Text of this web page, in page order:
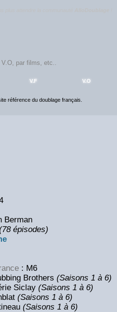
V.F V.O
référence du doublage français.
Berman
épisodes)
: M6
Brothers (Saisons 1 à 6)
Siclay (Saisons 1 à 6)
(Saisons 1 à 6)
(Saisons 1 à 6)